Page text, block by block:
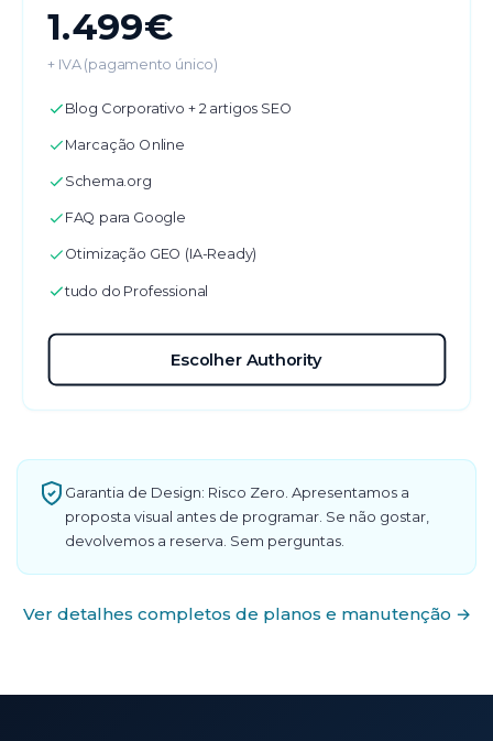
1.499€
+ IVA (pagamento único)
Blog Corporativo + 2 artigos SEO
Marcação Online
Schema.org
FAQ para Google
Otimização GEO (IA-Ready)
tudo do Professional
Escolher Authority
Garantia de Design: Risco Zero. Apresentamos a
proposta visual antes de programar. Se não gostar,
devolvemos a reserva. Sem perguntas.
Ver detalhes completos de planos e manutenção →